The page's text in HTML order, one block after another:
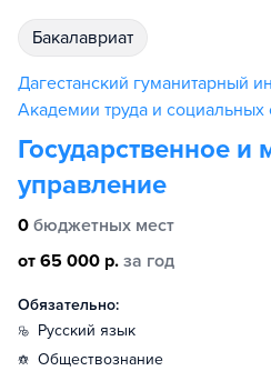
бакалавриат
Дагестанский гуманитарный
Академии труда и
Государственное
управление
0 бюджетных мест
от 65 000 р. за год
Обязательно:
русский язык
обществознание